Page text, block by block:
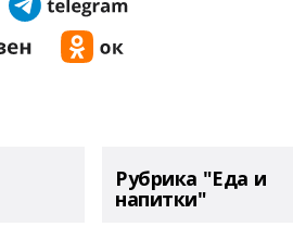
Рубрика "Еда и
напитки"